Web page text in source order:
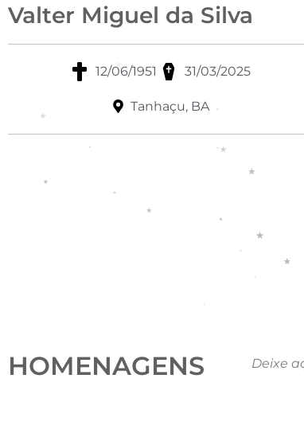
Valter Miguel da Silva
12/06/1951 31/03/2025
Tanhaçu, BA
HOMENAGENS Deixe